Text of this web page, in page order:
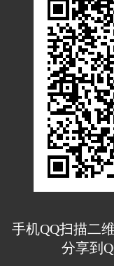
手机QQ扫描二
分享到